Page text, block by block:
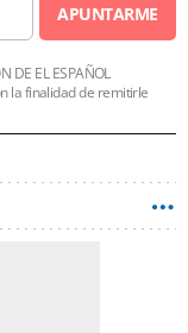
APUNTARME
DE EL ESPAÑOL
la finalidad de remitirle